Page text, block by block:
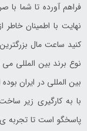
فراهم آورده تا شما با
نهایت با اطمینان
نوع برند بین المللی
بین المللی در ایران
با به کارگیری زیر
پاسخگو است تا تجربه ی